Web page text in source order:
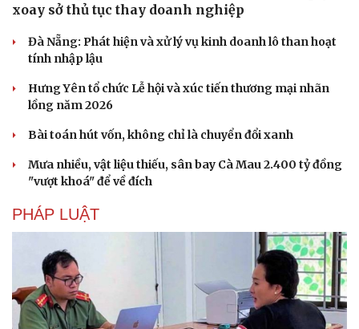
check-in
Cửa sổ tình yêu
Hạt giống tâm hồn
xoay sở thủ tục thay doanh nghiệp
Đà Nẵng: Phát hiện và xử lý vụ kinh doanh lô than hoạt
tính nhập lậu
Hưng Yên tổ chức Lễ hội và xúc tiến thương mại nhãn
lồng năm 2026
Bài toán hút vốn, không chỉ là chuyển đổi xanh
Mưa nhiều, vật liệu thiếu, sân bay Cà Mau 2.400 tỷ đồng
"vượt khoá" để về đích
PHÁP LUẬT